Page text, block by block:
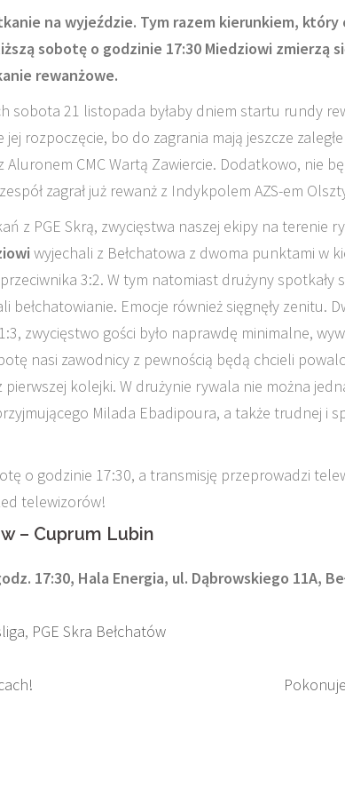
na wyjeździe. Tym razem kierunkiem, który
sobotę o godzinie 17:30 Miedziowi zmierzą
rewanżowe.
sobota 21 listopada byłaby dniem startu rundy
rozpoczęcie, bo do zagrania mają jeszcze
Aluronem CMC Wartą Zawiercie. Dodatkowo, nie
zagrał już rewanż z Indykpolem AZS-em
z PGE Skrą, zwycięstwa naszej ekipy na terenie
wyjechali z Bełchatowa z dwoma punktami w
3:2. W tym natomiast drużyny spotkały
bełchatowianie. Emocje również sięgnęły zenitu.
zwycięstwo gości było naprawdę minimalne,
nasi zawodnicy z pewnością będą chcieli
pierwszej kolejki. W drużynie rywala nie można
Milada Ebadipoura, a także trudnej i
o godzinie 17:30, a transmisję przeprowadzi
telewizorów!
– Cuprum Lubin
17:30, Hala Energia, ul. Dąbrowskiego 11A,
, PGE Skra Bełchatów